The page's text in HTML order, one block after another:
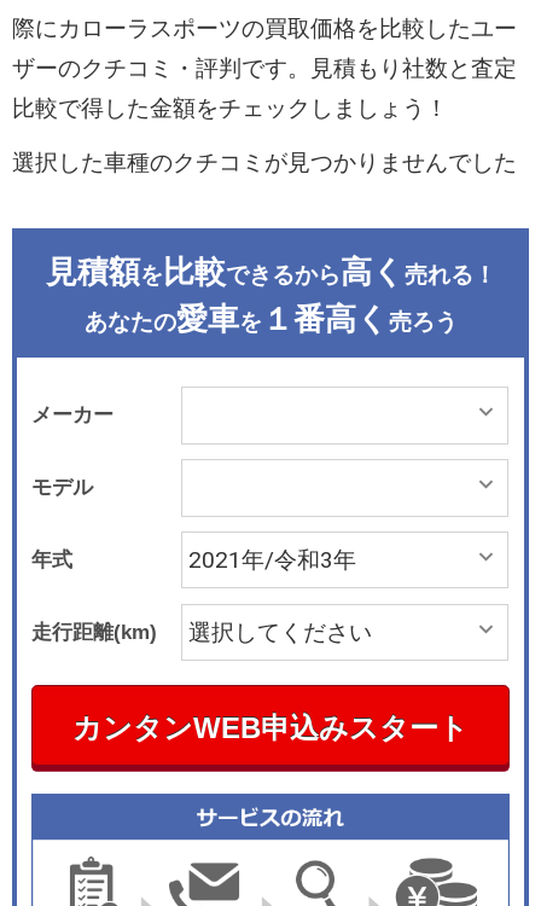
際にカローラスポーツの買取価格を比較したユー
ザーのクチコミ・評判です。見積もり社数と査定
比較で得した金額をチェックしましょう！
選択した車種のクチコミが見つかりませんでした
見積額を 比較できるから高く 売れる！
あなたの愛車を １番高く 売ろう
メーカー
モデル
年式
走行距離(km)
カンタンWEB申込みスタート